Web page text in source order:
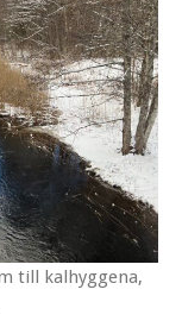
till kalhyggena,